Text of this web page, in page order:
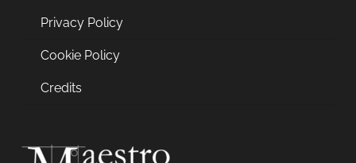
Privacy Policy
Cookie Policy
Credits